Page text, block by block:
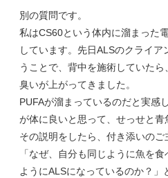
別の質問です。
私はCS60という体内に溜まった
しています。先日ALSのクライ
うことで、背中を施術していた
臭いが上がってきました。
PUFAが溜まっているのだと実感
が体に良いと思って、せっせと青
その説明をしたら、付き添いのご
「なぜ、自分も同じように魚を
ようにALSになっているのか？」